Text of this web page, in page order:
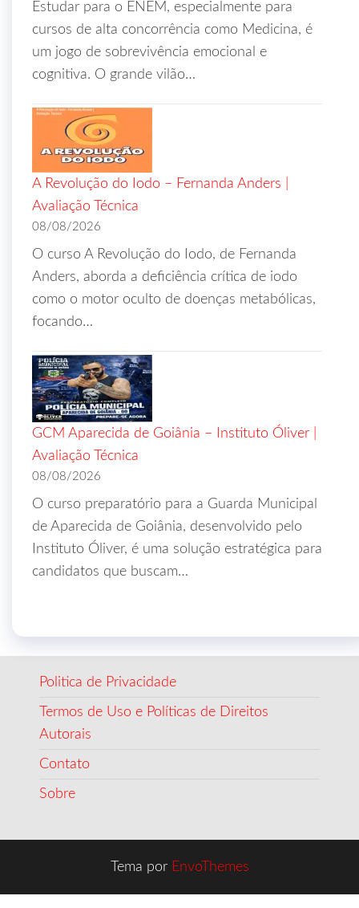
Estudar para o ENEM, especialmente para
cursos de alta concorrência como Medicina, é
um jogo de sobrevivência emocional e
cognitiva. O grande vilão…
A Revolução do Iodo – Fernanda Anders |
Avaliação Técnica
08/08/2026
O curso A Revolução do Iodo, de Fernanda
Anders, aborda a deficiência crítica de iodo
como o motor oculto de doenças metabólicas,
focando…
GCM Aparecida de Goiânia – Instituto Óliver |
Avaliação Técnica
08/08/2026
O curso preparatório para a Guarda Municipal
de Aparecida de Goiânia, desenvolvido pelo
Instituto Óliver, é uma solução estratégica para
candidatos que buscam…
Politica de Privacidade
Termos de Uso e Políticas de Direitos
Autorais
Contato
Sobre
Tema por EnvoThemes